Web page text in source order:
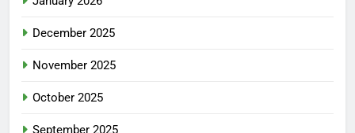
December 2025
November 2025
October 2025
September 2025